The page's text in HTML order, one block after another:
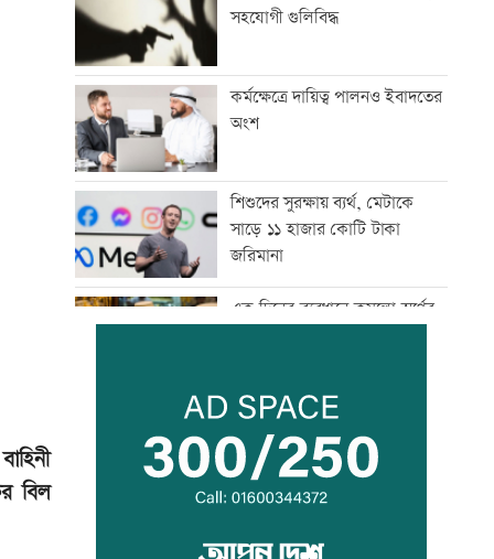
বিল
সহযোগী গুলিবিদ্ধ
কর্মক্ষেত্রে দায়িত্ব পালনও ইবাদতের
অংশ
শিশুদের সুরক্ষায় ব্যর্থ, মেটাকে
সাড়ে ১১ হাজার কোটি টাকা
জরিমানা
এক দিনের ব্যবধানে কমলো স্বর্ণের
বগি লাইনচ্যুত, ঢাকা-ময়মনসিংহ
রেল চলাচল বন্ধ
সৌদি-তুরস্ক-পাকিস্তান